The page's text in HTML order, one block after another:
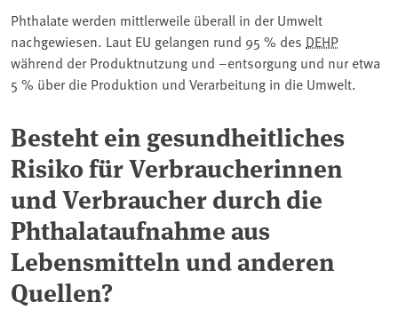
Phthalate werden mittlerweile überall in der Umwelt
nachgewiesen. Laut EU gelangen rund 95 % des DEHP
während der Produktnutzung und –entsorgung und nur etwa
5 % über die Produktion und Verarbeitung in die Umwelt.
Besteht ein gesundheitliches
Risiko für Verbraucherinnen
und Verbraucher durch die
Phthalataufnahme aus
Lebensmitteln und anderen
Quellen?